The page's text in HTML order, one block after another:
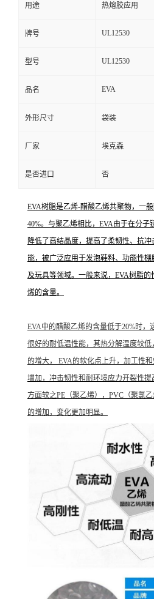
用途 热熔胶应用
牌号 UL12530
型号 UL12530
品名 EVA
外形尺寸 袋装
厂家 埃克森
是否进口 否
EVA树脂是乙烯-醋酸乙烯共聚物，一
40%。与聚乙烯相比，EVA由于在分
降低了高结晶度，提高了柔韧性、抗冲
能，被广泛应用于发泡鞋料、功能性棚
及玩具等领域。一般来说，EVA树脂
烯的含量。
EVA中的醋酸乙烯的含量低于20%时，
很好的耐低温性能，其热分解温度较
的增大， EVA的软化点上升，加工性
增加， 冲击韧性和耐环境应力开裂性提
方面较之PE（聚乙烯），PVC（聚氯
的增加，变化更加明显。